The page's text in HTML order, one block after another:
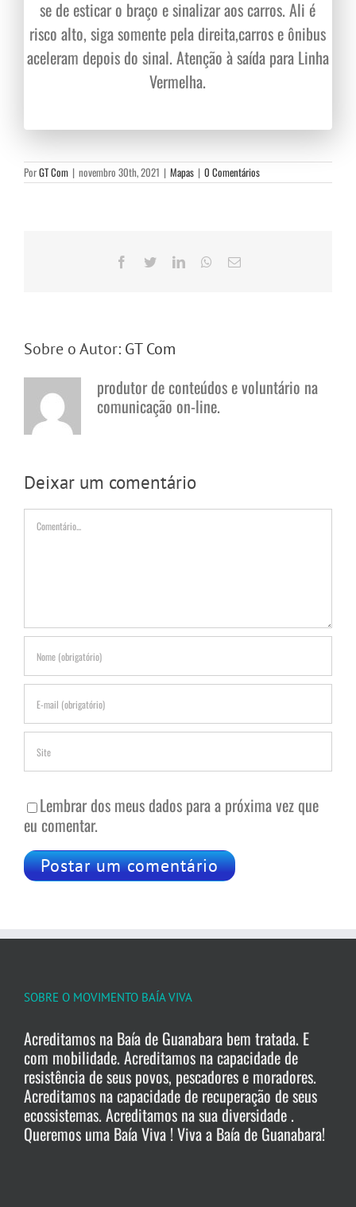
se de esticar o braço e sinalizar aos carros. Ali é
risco alto, siga somente pela direita,carros e ônibus
aceleram depois do sinal. Atenção à saída para Linha
Vermelha.
PorGT Com | novembro 30th, 2021 | Mapas | 0 Comentários
Facebook
TwitterLinkedInWhatsApp
E-
Sobre o Autor: GT Com
produtor de conteúdos e voluntário na
comunicação on-line.
Deixar um comentário
Comentário
Lembrar dos meus dados para a próxima vez que
eu comentar.
SOBRE O MOVIMENTO BAÍA VIVA
Acreditamos na Baía de Guanabara bem tratada. E
com mobilidade. Acreditamos na capacidade de
resistência de seus povos, pescadores e moradores.
Acreditamos na capacidade de recuperação de seus
ecossistemas. Acreditamos na sua diversidade .
Queremos uma Baía Viva ! Viva a Baía de Guanabara!